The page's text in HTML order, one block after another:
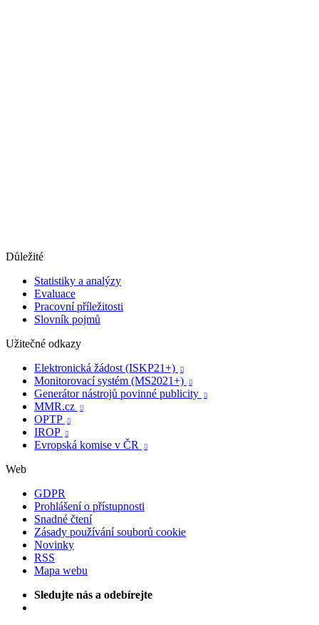
Důležité
Statistiky a analýzy
Evaluace
Pracovní příležitosti
Slovník pojmů
Užitečné odkazy
Elektronická žádost (ISKP21+)

Monitorovací systém (MS2021+) 
Generátor nástrojů povinné publicity 
MMR.cz 
OPTP 
IROP 
Evropská komise v ČR 
Web
GDPR
Prohlášení o přístupnosti
Snadné čtení
Zásady používání souborů cookie
Novinky
RSS
Mapa webu
Sledujte nás a odebírejte